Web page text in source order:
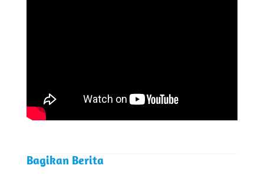
Bagikan Berita